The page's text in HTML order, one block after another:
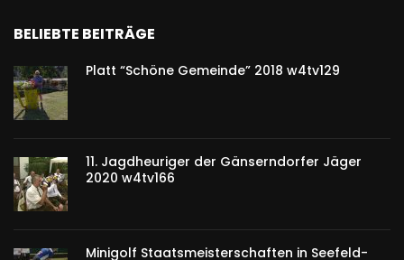
BELIEBTE BEITRÄGE
Platt “Schöne Gemeinde” 2018 w4tv129
11. Jagdheuriger der Gänserndorfer Jäger
2020 w4tv166
Minigolf Staatsmeisterschaften in Seefeld-